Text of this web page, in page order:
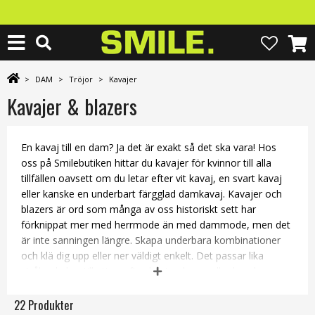
> DAM > Tröjor > Kavajer
Kavajer & blazers
En kavaj till en dam? Ja det är exakt så det ska vara! Hos
oss på Smilebutiken hittar du kavajer för kvinnor till alla
tillfällen oavsett om du letar efter vit kavaj, en svart kavaj
eller kanske en underbart färgglad damkavaj. Kavajer och
blazers är ord som många av oss historiskt sett har
förknippat mer med herrmode än med dammode, men det
är inte sanningen längre. Skapa underbara kombinationer
och klä dig upp eller ner väldigt enkelt. Det passar lika
strålande bra till ett par fina kostymbyxor eller kanske
Varje catwalk är fyllda av kvinnor i läckra kavajer och
22 Produkter